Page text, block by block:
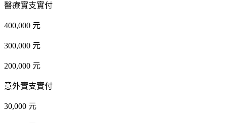
醫療實支實付
400,000 元
300,000 元
200,000 元
意外實支實付
30,000 元